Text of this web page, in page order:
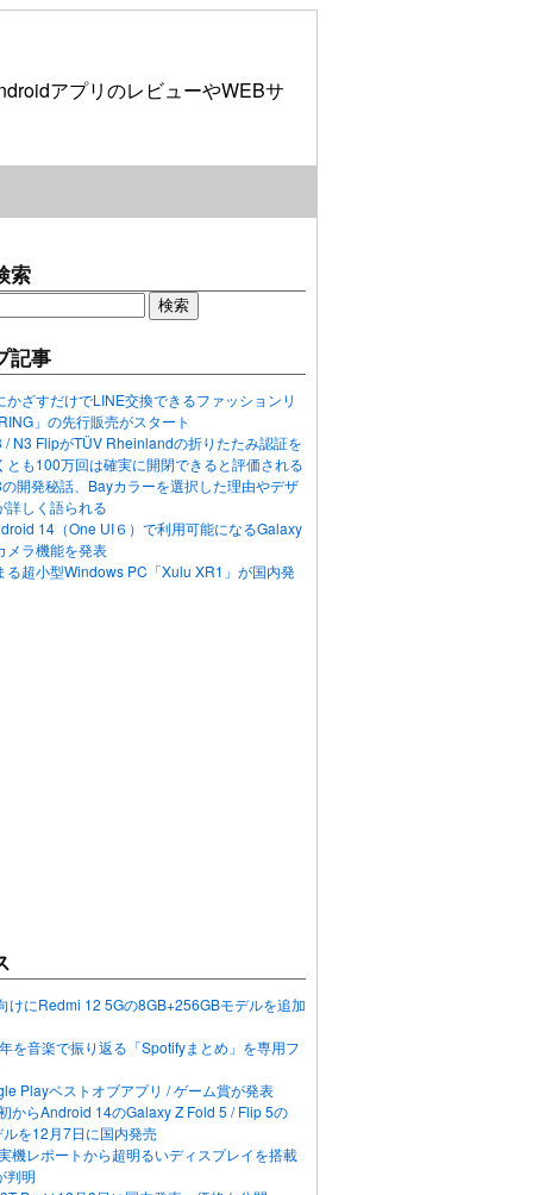
アプリのレビューやWEBサ
索
記事
かざすだけでLINE交換できるファッションリ
」の先行販売がスタート
/ N3 FlipがTÜV Rheinlandの折りたたみ認証を
とも100万回は確実に開閉できると評価される
開発秘話、Bayカラーを選択した理由やデザ
詳しく語られる
14（One UI６）で利用可能になるGalaxy
メラ機能を発表
る超小型Windows PC「Xulu XR1」が国内発
けにRedmi 12 5Gの8GB+256GBモデルを追加
を音楽で振り返る「Spotifyまとめ」を専用フ
Playベストオブアプリ / ゲーム賞が発表
からAndroid 14のGalaxy Z Fold 5 / Flip 5の
を12月7日に国内発売
機レポートから超明るいディスプレイを搭載
判明